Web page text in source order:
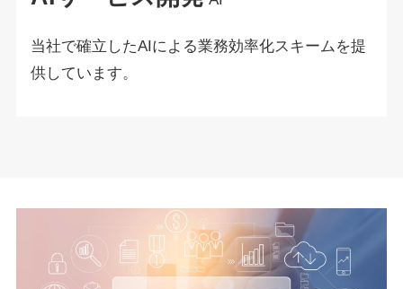
当社で確立したAIによる業務効率化スキームを提
供しています。